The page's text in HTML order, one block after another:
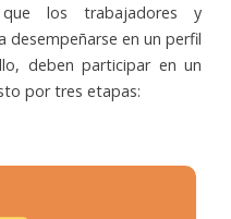
los trabajadores y
en un perfil
deben participar en un
por tres etapas: